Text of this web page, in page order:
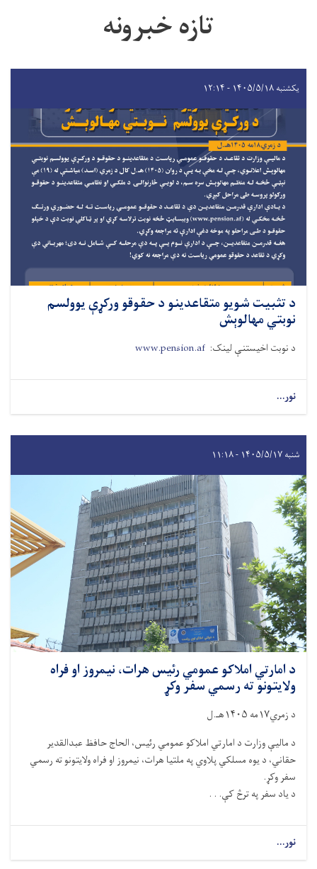
تازه خبرونه
یکشنبه ۱۴۰۵/۵/۱۸ - ۱۲:۱۴
د تثبیت شویو متقاعدینو د حقوقو ورکړې یوولسم
نوبتي مهالوېش
د نوبت اخیستنې لینک: www.pension.af
نور...
شنبه ۱۴۰۵/۵/۱۷ - ۱۱:۱۸
د امارتي املاکو عمومي رئیس هرات، نیمروز او فراه
ولایتونو ته رسمي سفر وکړ
د زمري۱۷مه ۱۴۰۵هـ.ل
د مالیې وزارت د امارتي املاکو عمومي رئیس، الحاج حافظ عبدالقدیر
حقاني، د یوه مسلکي پلاوي په ملتیا هرات، نیمروز او فراه ولایتونو ته رسمي
سفر وکړ.
د یاد سفر په ترڅ کې. . .
نور...